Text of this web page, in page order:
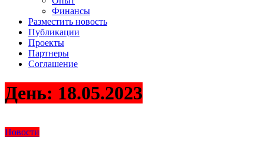
Финансы
Разместить новость
Публикации
Проекты
Партнеры
Соглашение
День: 18.05.2023
Новости